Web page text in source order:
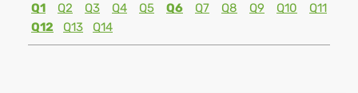
Q1
Q2 Q3 Q4 Q5 Q6 Q7 Q8 Q9 Q10
Q11
Q12
Q13 Q14